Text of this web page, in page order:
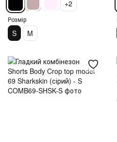
+2
Розмір
S M